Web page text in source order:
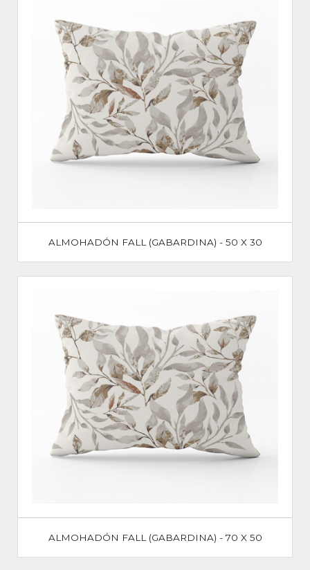
ALMOHADÓN FALL (GABARDINA) - 50 X 30
ALMOHADÓN FALL (GABARDINA) - 70 X 50